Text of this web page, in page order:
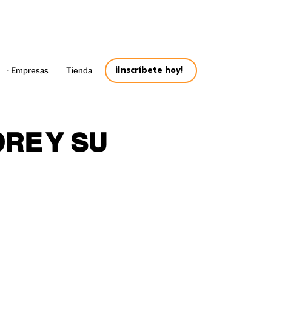
· Empresas Tienda ¡Inscríbete hoy!
Y SU